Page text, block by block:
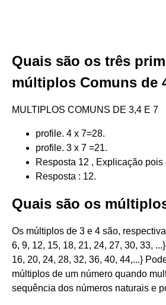
Quais são os três
múltiplos Comuns de
MULTIPLOS COMUNS DE 3,4 E 7
profile. 4 x 7=28.
profile. 3 x 7 =21.
Resposta 12 , Explicação pois
Resposta : 12.
Quais são os
Os múltiplos de 3 e 4 são,
6, 9, 12, 15, 18, 21, 24, 27, 30, 33,
16, 20, 24, 28, 32, 36, 40, 44,...}
múltiplos de um número quando
sequência dos números naturais e